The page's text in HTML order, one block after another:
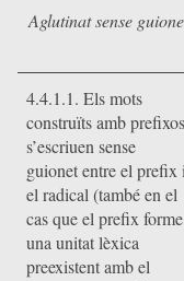
Aglutinat sense
4.4.1.1. Els mots
construïts amb prefixos
s’escriuen sense
guionet entre el prefix i
el radical (també en el
cas que el prefix forme
una unitat lèxica
preexistent amb el